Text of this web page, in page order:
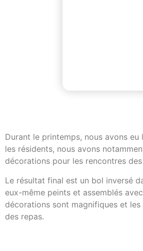
Durant le printemps, nous avons
les résidents, nous avons
décorations pour les rencontres
Le résultat final est un bol inversé
eux-même peints et assemblés
décorations sont magnifiques et
des repas.